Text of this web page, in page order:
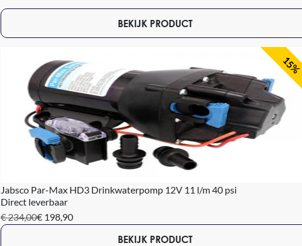
BEKIJK PRODUCT
15%
Jabsco Par-Max HD3 Drinkwaterpomp 12V 11 l/m 40 psi
Direct leverbaar
€ 234,00€ 198,90
BEKIJK PRODUCT